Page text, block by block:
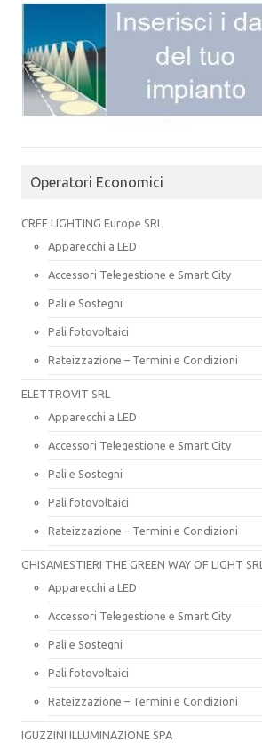
Operatori Economici
CREE LIGHTING Europe SRL
Apparecchi a LED
Accessori Telegestione e Smart City
Pali e Sostegni
Pali fotovoltaici
Rateizzazione – Termini e Condizioni
ELETTROVIT SRL
Apparecchi a LED
Accessori Telegestione e Smart City
Pali e Sostegni
Pali fotovoltaici
Rateizzazione – Termini e Condizioni
GHISAMESTIERI THE GREEN WAY OF LIGHT SRL
Apparecchi a LED
Accessori Telegestione e Smart City
Pali e Sostegni
Pali fotovoltaici
Rateizzazione – Termini e Condizioni
IGUZZINI ILLUMINAZIONE SPA